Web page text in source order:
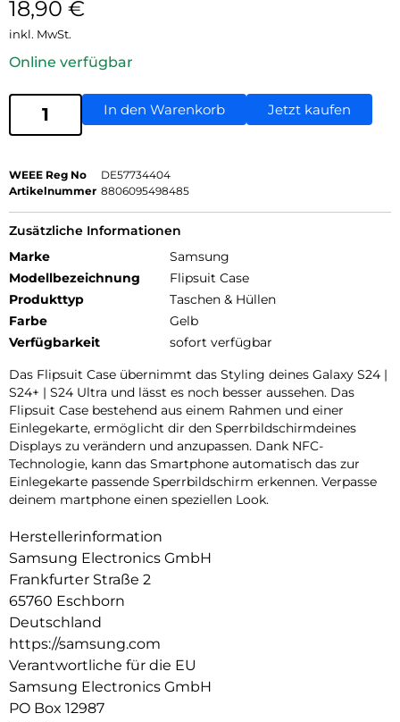
18,90 €
inkl. MwSt.
Online verfügbar
In den Warenkorb Jetzt kaufen
WEEE Reg No
DE57734404
Artikelnummer 8806095498485
Zusätzliche Informationen
Marke
Samsung
Modellbezeichnung
Flipsuit Case
Produkttyp
Taschen & Hüllen
Farbe
Gelb
Verfügbarkeit
sofort verfügbar
Das Flipsuit Case übernimmt das Styling deines Galaxy S24 |
S24+ | S24 Ultra und lässt es noch besser aussehen. Das
Flipsuit Case bestehend aus einem Rahmen und einer
Einlegekarte, ermöglicht dir den Sperrbildschirmdeines
Displays zu verändern und anzupassen. Dank NFC-
Technologie, kann das Smartphone automatisch das zur
Einlegekarte passende Sperrbildschirm erkennen. Verpasse
deinem martphone einen speziellen Look.
Herstellerinformation
Samsung Electronics GmbH
Frankfurter Straße 2
65760 Eschborn
Deutschland
https://samsung.com
Verantwortliche für die EU
Samsung Electronics GmbH
PO Box 12987